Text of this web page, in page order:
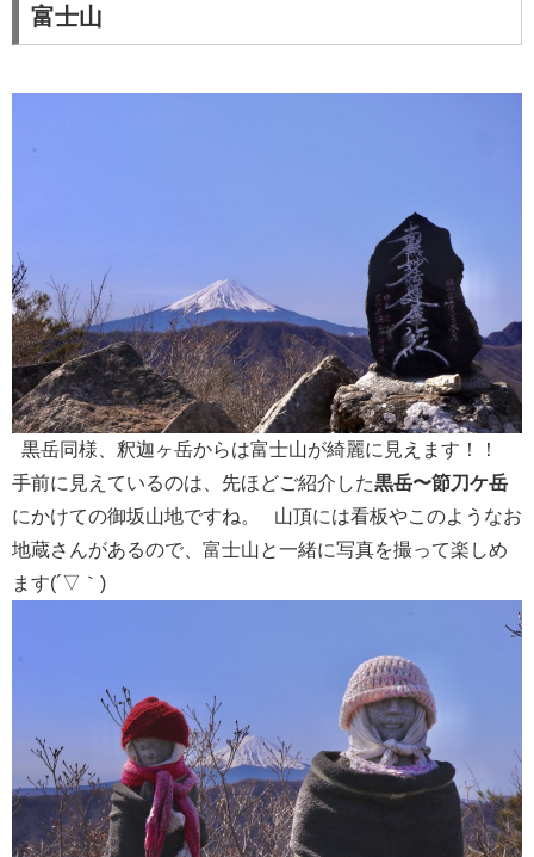
富士山
黒岳同様、釈迦ヶ岳からは富士山が綺麗に見えます！！
手前に見えているのは、先ほどご紹介した黒岳〜節刀ケ岳
にかけての御坂山地ですね。 山頂には看板やこのようなお
地蔵さんがあるので、富士山と一緒に写真を撮って楽しめ
ます(´▽｀)